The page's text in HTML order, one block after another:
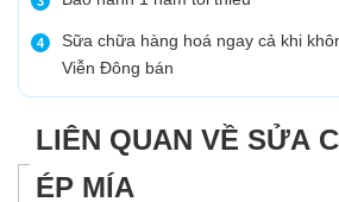
4
Sữa chữa hàng hoá ngay cả khi
Viễn Đông bán
LIÊN QUAN VỀ SỬA
ÉP MÍA